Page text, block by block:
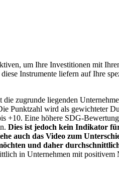
um Ihre Investitionen mit
Instrumente liefern auf Ihre
zugrunde liegenden
Punktzahl wird als gewichteter
+10. Eine höhere SDG-
Dies ist jedoch kein Indikator
auch das Video zum
und daher
in Unternehmen mit